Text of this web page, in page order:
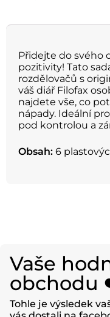
Přidejte do svého
pozitivity! Tato
rozdělovačů s
váš diář Filofax
najdete vše, co
nápady. Ideální
pod kontrolou a
Obsah: 6
Vaše
obchodu
Tohle je výsledek